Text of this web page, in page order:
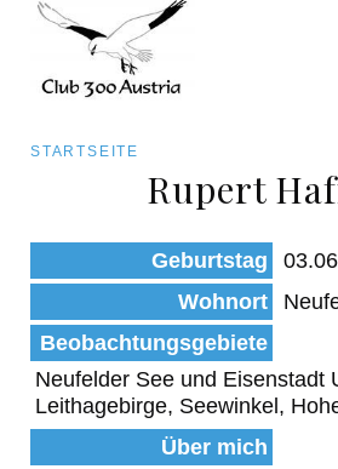
zum
Inhalt
Pfadnavigation
STARTSEITE
Rupert
Geburtstag
Wohnort
Beobachtungsgebiete
Neufelder See und Eisenstadt
Leithagebirge, Seewinkel,
Über mich
Art/Species
Status
Kategorie für die Österreich-
Beobachtungen